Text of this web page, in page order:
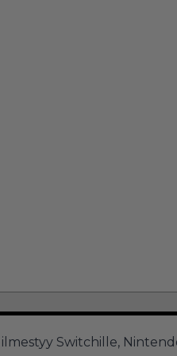
ilmestyy Switchille,